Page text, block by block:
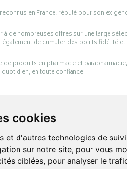
cookies
et d'autres technologies de
sur notre site, pour vous
ciblées, pour analyser le
en France, réputé pour son
à de nombreuses offres sur une large
de cumuler des points fidélité
produits en pharmacie et
en toute confiance.